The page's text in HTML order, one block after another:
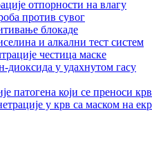
отпорности на влагу
против сувог
блокаде
и алкални тест систем
честица маске
диоксида у удахнутом гасу
патогена који се преноси
у крв са маском на